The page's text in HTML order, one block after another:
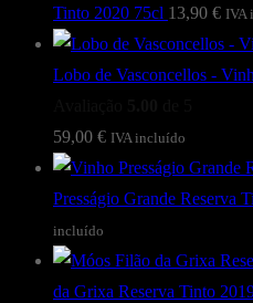
Tinto 2020 75cl 13,90 € IVA
Lobo de Vasconcellos -
59,00 € IVA incluído
Presságio Grande Reserva
incluído
da Grixa Reserva Tinto